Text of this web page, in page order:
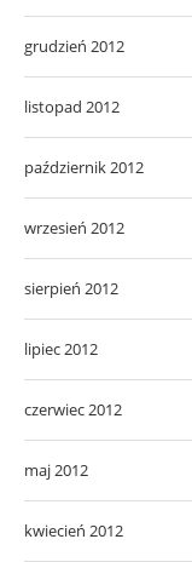
grudzień 2012
listopad 2012
październik 2012
wrzesień 2012
sierpień 2012
lipiec 2012
czerwiec 2012
maj 2012
kwiecień 2012